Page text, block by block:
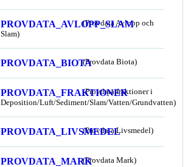
PROVDATA_AVLOPP_SLAM
(Provdata Avlopp och
Slam)
PROVDATA_BIOTA(Provdata Biota)
PROVDATA_FRAKTIONER
(Provdata fraktioner i
Deposition/Luft/Sediment/Slam/Vatten/Grundvatten)
PROVDATA_LIVSMEDEL
(Provdata Livsmedel)
PROVDATA_MARK(Provdata Mark)